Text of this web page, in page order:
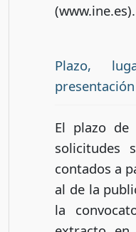
(www.ine.es).
Plazo,
presentación
El plazo de
solicitudes
contados a
al de la
la